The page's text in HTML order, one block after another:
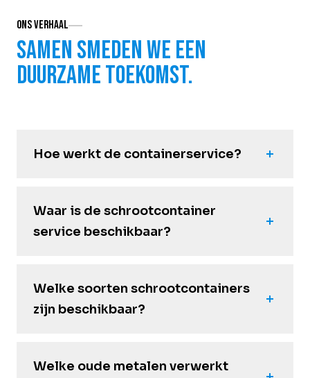
Ons verhaal
Samen smeden we een
duurzame toekomst.
Hoe werkt de containerservice?
Waar is de schrootcontainer
service beschikbaar?
Welke soorten schrootcontainers
zijn beschikbaar?
Welke oude metalen verwerkt